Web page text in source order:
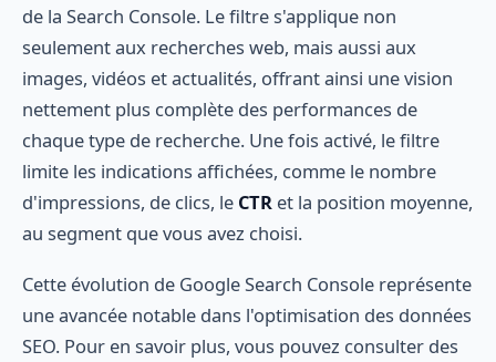
de la Search Console. Le filtre s'applique non
seulement aux recherches web, mais aussi aux
images, vidéos et actualités, offrant ainsi une vision
nettement plus complète des performances de
chaque type de recherche. Une fois activé, le filtre
limite les indications affichées, comme le nombre
d'impressions, de clics, le CTR et la position moyenne,
au segment que vous avez choisi.
Cette évolution de Google Search Console représente
une avancée notable dans l'optimisation des données
SEO. Pour en savoir plus, vous pouvez consulter des